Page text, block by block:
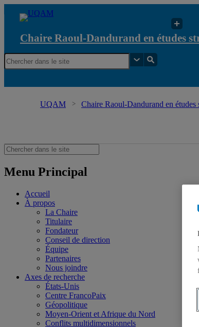
Chaire Raoul-Dandurand en études
UQAM Chaire Raoul-Dandurand en études
Menu Principal
Accueil
À propos
La Chaire
Titulaire
Fondateur
Conseil de direction
Équipe
Partenaires
Nous joindre
Axes de recherche
États-Unis
Centre FrancoPaix
Géopolitique
Moyen-Orient et Afrique du Nord
Conflits multidimensionnels